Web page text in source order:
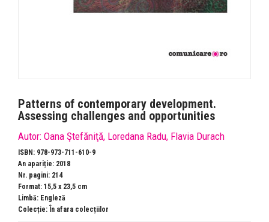
Patterns of contemporary development.
Assessing challenges and opportunities
Autor: Oana Ştefăniţă, Loredana Radu, Flavia Durach
ISBN: 978-973-711-610-9
An apariție: 2018
Nr. pagini: 214
Format: 15,5 x 23,5 cm
Limbă: Engleză
Colecție: În afara colecțiilor